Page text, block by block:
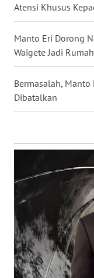
Atensi Khusus
Manto Eri Dorong
Waigete Jadi
Bermasalah, Manto
Dibatalkan
WN
GORONTALO
WN
WN
WN
WN
WN
DANAU
TOBA